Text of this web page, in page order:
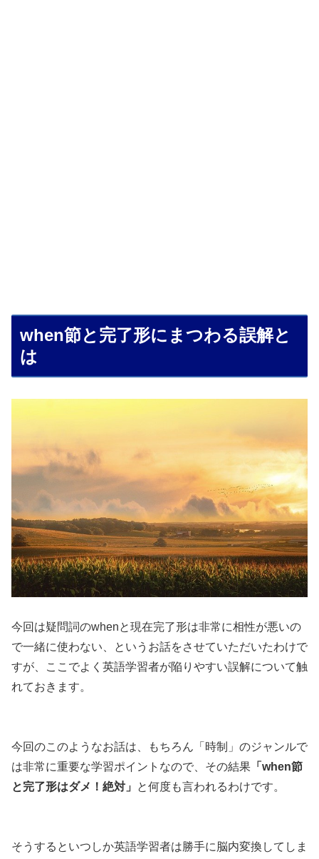
when節と完了形にまつわる誤解と
は
今回は疑問詞のwhenと現在完了形は非常に相性が悪いの
で一緒に使わない、というお話をさせていただいたわけで
すが、ここでよく英語学習者が陥りやすい誤解について触
れておきます。
今回のこのようなお話は、もちろん「時制」のジャンルで
は非常に重要な学習ポイントなので、その結果 「when節
と完了形はダメ！絶対」
と何度も言われるわけです。
そうするといつしか英語学習者は勝手に脳内変換してしま